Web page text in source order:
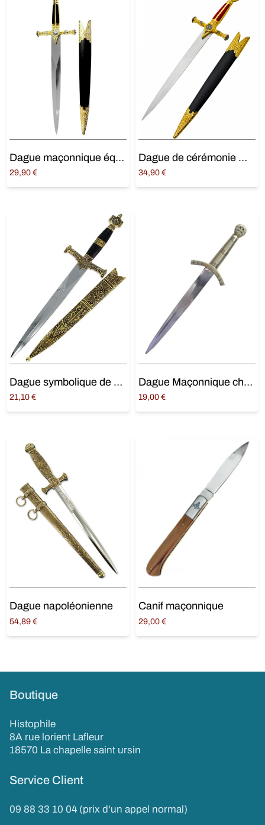
Dague maçonnique équerre et compas
29,90 €
Ajouter au panier
Dague de cérémonie maçonnique rouge
34,90 €
Ajouter au panier
Dague symbolique de Salomon
21,10 €
Ajouter au panier
Dague Maçonnique chevalier
19,00 €
Ajouter au panier
Dague napoléonienne
54,89 €
Ajouter au panier
Canif maçonnique
29,00 €
Ajouter au panier
Boutique
Histophile
8A rue lorient Lafleur
18570 La chapelle saint ursin
Service Client
09 88 33 10 04 (prix d'un appel normal)